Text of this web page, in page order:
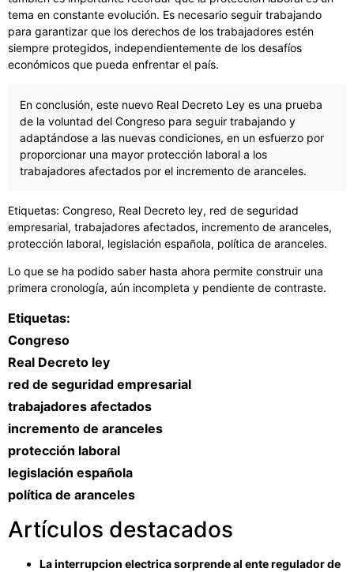
tema en constante evolución. Es necesario seguir trabajando
para garantizar que los derechos de los trabajadores estén
siempre protegidos, independientemente de los desafíos
económicos que pueda enfrentar el país.
En conclusión, este nuevo Real Decreto Ley es una prueba
de la voluntad del Congreso para seguir trabajando y
adaptándose a las nuevas condiciones, en un esfuerzo por
proporcionar una mayor protección laboral a los
trabajadores afectados por el incremento de aranceles.
Etiquetas: Congreso, Real Decreto ley, red de seguridad
empresarial, trabajadores afectados, incremento de aranceles,
protección laboral, legislación española, política de aranceles.
Lo que se ha podido saber hasta ahora permite construir una
primera cronología, aún incompleta y pendiente de contraste.
Etiquetas:
Congreso
Real Decreto ley
red de seguridad empresarial
trabajadores afectados
incremento de aranceles
protección laboral
legislación española
política de aranceles
Artículos destacados
La interrupcion electrica sorprende al ente regulador de